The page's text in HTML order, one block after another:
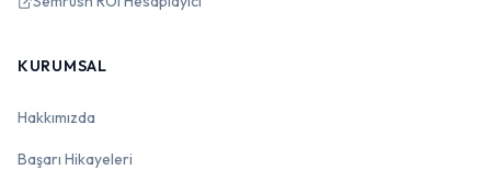
KURUMSAL
Hakkımızda
Başarı Hikayeleri